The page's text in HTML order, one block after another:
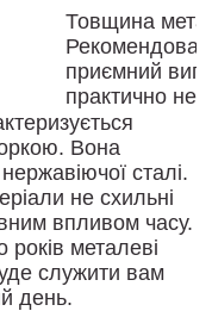
Товщина
приємний
практично не
. Вона
нержавіючої сталі.
не схильні
впливом часу.
років металеві
служити вам
день.